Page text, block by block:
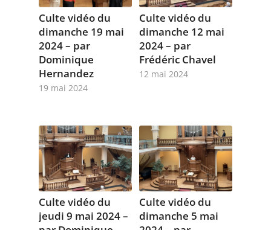
Culte vidéo du
dimanche 19 mai
2024 – par
Dominique
Hernandez
19 mai 2024
Culte vidéo du
dimanche 12 mai
2024 – par
Frédéric Chavel
12 mai 2024
Culte vidéo du
jeudi 9 mai 2024 –
Culte vidéo du
dimanche 5 mai